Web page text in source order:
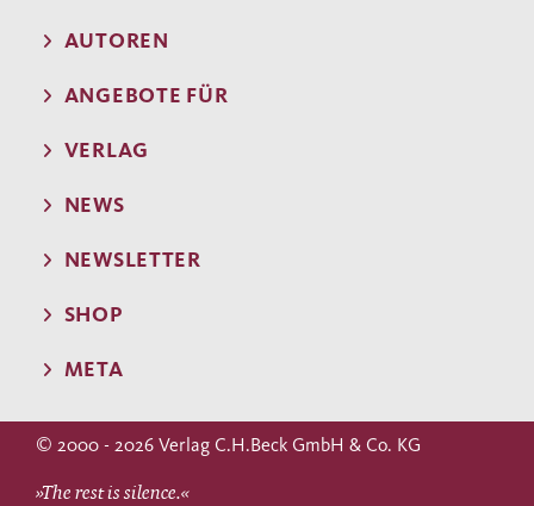
AUTOREN
ANGEBOTE FÜR
VERLAG
NEWS
NEWSLETTER
SHOP
META
© 2000 - 2026 Verlag C.H.Beck GmbH & Co. KG
»The rest is silence.«